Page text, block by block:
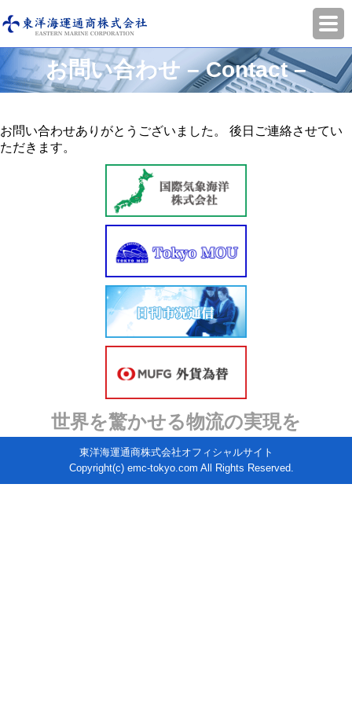
お問い合わせ – Contact –
お問い合わせありがとうございました。 後日ご連絡させてい
ただきます。
世界を驚かせる物流の実現を
東洋海運通商株式会社オフィシャルサイト
Copyright(c) emc-tokyo.com All Rights Reserved.